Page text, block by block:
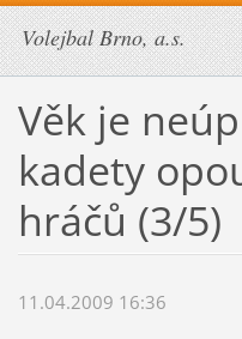
Volejbal Brno, a.s.
Věk je
kadety
hráčů (3/5)
11.04.2009 16:36